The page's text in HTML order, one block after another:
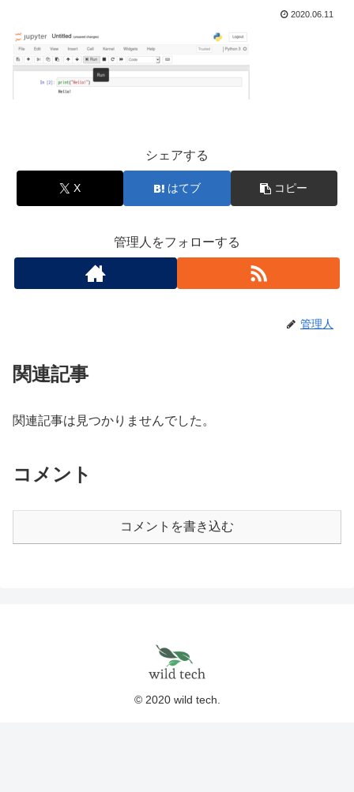
2020.06.11
シェアする
X はてブ コピー
管理人をフォローする
管理人
関連記事
関連記事は見つかりませんでした。
コメント
コメントを書き込む
© 2020 wild tech.